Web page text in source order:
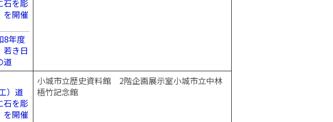
石を彫
を開催
8年度
き日
道
）道
石を彫
を開催
小城市立歴史資料館 2階企画展示室小城市立中林
梧竹記念館